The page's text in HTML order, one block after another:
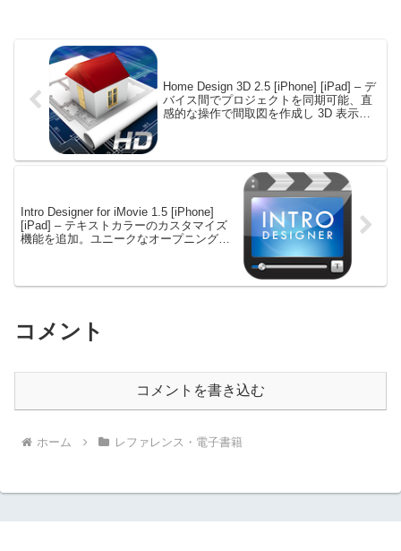
Home Design 3D 2.5 [iPhone] [iPad] – デ
バイス間でプロジェクトを同期可能、直
感的な操作で間取図を作成し 3D 表示も
Intro Designer for iMovie 1.5 [iPhone]
[iPad] – テキストカラーのカスタマイズ
機能を追加。ユニークなオープニングム
コメント
コメントを書き込む
ホーム レファレンス・電子書籍